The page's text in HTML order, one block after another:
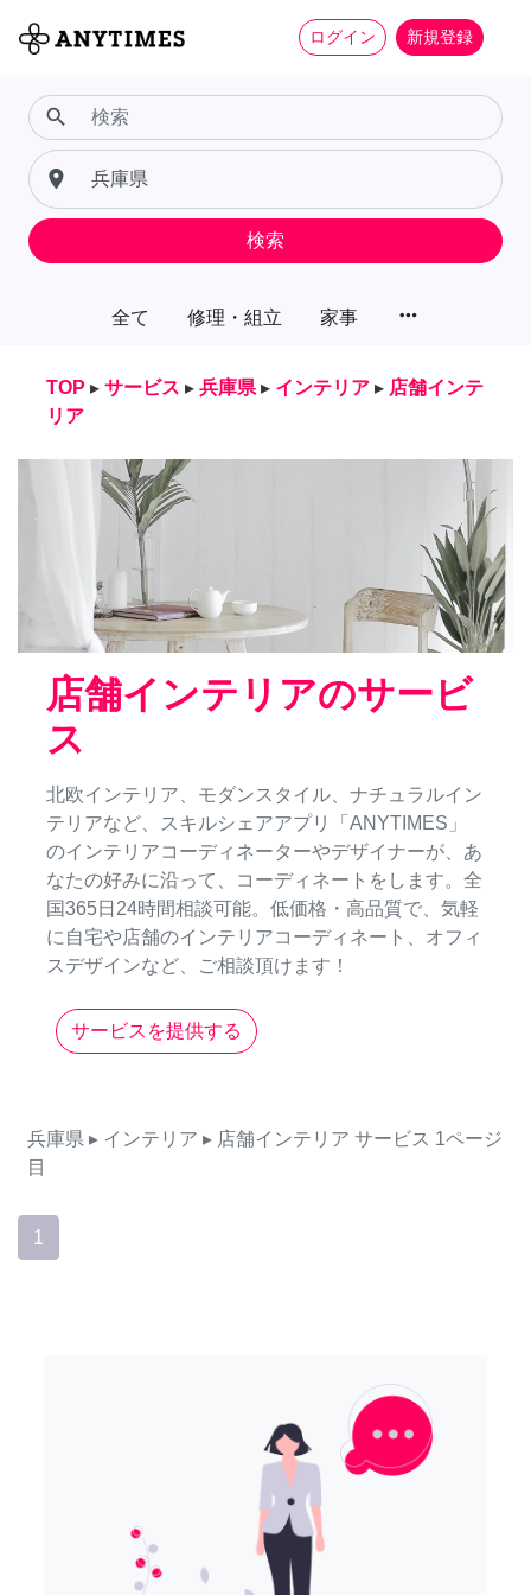
ログイン 新規登録
全て 修理・組立 家事 more_horiz
search
place
検索
TOP ▸ サービス ▸ 兵庫県 ▸ インテリア ▸ 店舗インテ
リア
店舗インテリアのサービ
ス
北欧インテリア、モダンスタイル、ナチュラルイン
テリアなど、スキルシェアアプリ「ANYTIMES」
のインテリアコーディネーターやデザイナーが、あ
なたの好みに沿って、コーディネートをします。全
国365日24時間相談可能。低価格・高品質で、気軽
に自宅や店舗のインテリアコーディネート、オフィ
スデザインなど、ご相談頂けます！
サービスを提供する
兵庫県 ▸ インテリア ▸ 店舗インテリア サービス 1ページ
目
1